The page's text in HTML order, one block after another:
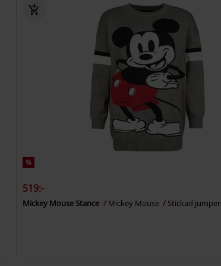
%
519:-
Mickey Mouse Stance Mickey Mouse Stickad jumper